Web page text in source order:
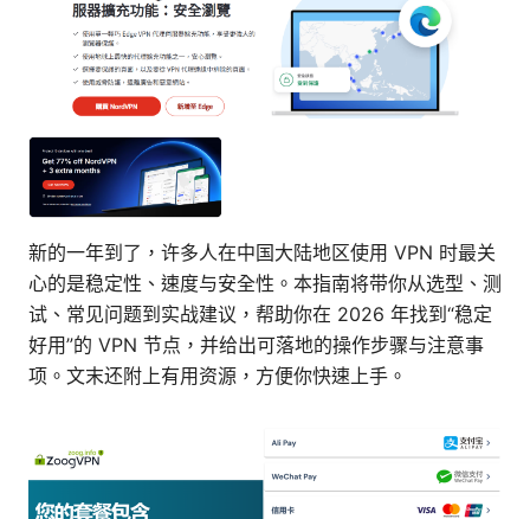
新的一年到了，许多人在中国大陆地区使用 VPN 时最关
心的是稳定性、速度与安全性。本指南将带你从选型、测
试、常见问题到实战建议，帮助你在 2026 年找到“稳定
好用”的 VPN 节点，并给出可落地的操作步骤与注意事
项。文末还附上有用资源，方便你快速上手。